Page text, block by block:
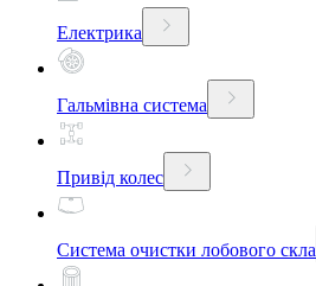
Електрика
Гальмівна система
Привід колес
Система очистки лобового скла